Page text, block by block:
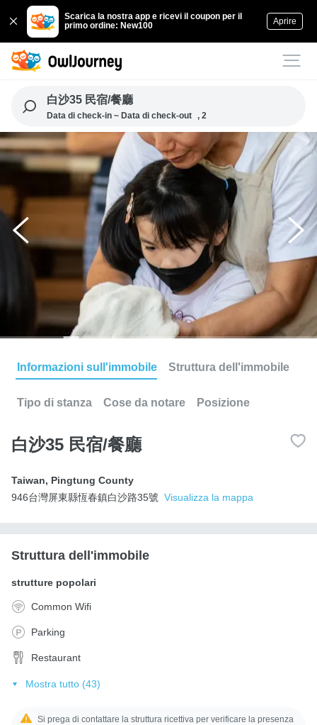
Scarica la nostra app e ricevi il coupon per il
primo ordine: New100
Aprire
白沙35 民宿/餐廳
Data di check-in ~ Data di check-out , 2
Informazioni sull'immobile Struttura dell'immobile
Tipo di stanza Cose da notare Posizione
白沙35 民宿/餐廳
Taiwan, Pingtung County
946台灣屏東縣恆春鎮白沙路35號 Visualizza la mappa
Struttura dell'immobile
strutture popolari
Common Wifi
Parking
Restaurant
Mostra tutto (43)
Si prega di contattare la struttura ricettiva per verificare la presenza